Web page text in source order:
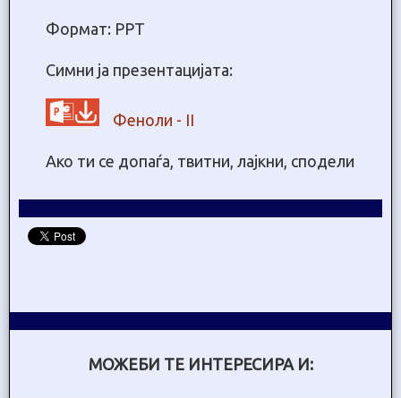
Формат: PPT
Симни ја презентацијата:
Феноли - II
Ако ти се допаѓа, твитни, лајкни, сподели
МОЖЕБИ ТЕ ИНТЕРЕСИРА И: